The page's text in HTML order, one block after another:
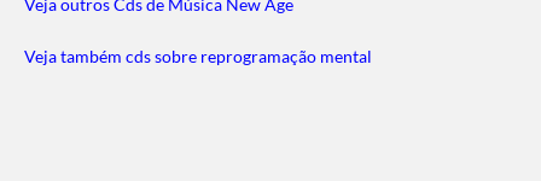
Veja também cds sobre reprogramação mental